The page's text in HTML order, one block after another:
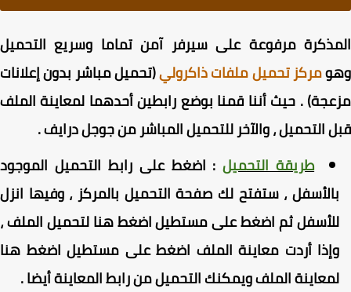
مرفوعة على سيرفر آمن تماما وسريع التحميل
مركز تحميل ملفات ذاكرولي(تحميل مباشر بدون إعلانات
. حيث أننا قمنا بوضع رابطين أحدهما لمعاينة الملف
التحميل ، والآخر للتحميل المباشر من جوجل درايف .
طريقة التحميل: اضغط على رابط التحميل الموجود
، ستفتح لك صفحة التحميل بالمركز ، وفيها انزل
ثم اضغط على مستطيل اضغط هنا لتحميل الملف ،
أردت معاينة الملف اضغط على مستطيل اضغط هنا
الملف ويمكنك التحميل من رابط المعاينة أيضا .